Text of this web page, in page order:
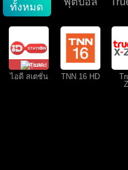
ทั้งหมด
คุยสด
ไอดี สเตชั่น TNN 16 HD